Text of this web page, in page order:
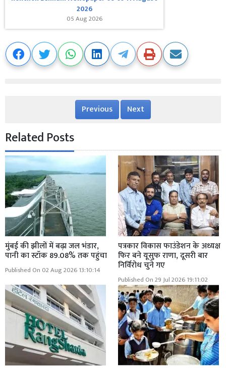
2026
05 Aug 2026
Previous Next
Related Posts
मुंबई की झीलों में बढ़ा जल भंडार,
पानी का स्टॉक 89.08% तक पहुंचा
Published On 02 Aug 2026 13:10:14
पत्रकार विकास फाउंडेशन के अध्यक्ष
फिर बने यूसुफ राणा, दूसरी बार
निर्विरोध चुने गए
Published On 29 Jul 2026 19:11:02